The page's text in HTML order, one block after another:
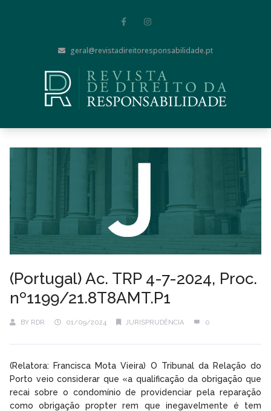
geral@revistadireitoresponsabilidade.pt
(Portugal) Ac. TRP 4-7-2024, Proc.
nº1199/21.8T8AMT.P1
BY RDR 01/09/2024 JURISPRUDÊNCIA 0
(Relatora: Francisca Mota Vieira) O Tribunal da Relação do
Porto veio considerar que «a qualificação da obrigação que
recai sobre o condomínio de providenciar pela reparação
como obrigação propter rem que inegavelmente é tem